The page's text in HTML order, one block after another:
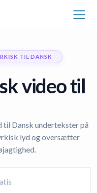
TIL DANSK
video til
Dansk undertekster på
lyd og oversætter